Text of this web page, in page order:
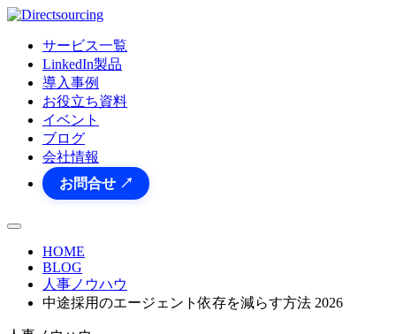
サービス一覧
LinkedIn製品
導入事例
お役立ち資料
イベント
ブログ
会社情報
お問合せ ↗
HOME
BLOG
人事ノウハウ
中途採用のエージェント依存を減らす方法 2026